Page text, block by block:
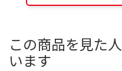
この商品を見た
います